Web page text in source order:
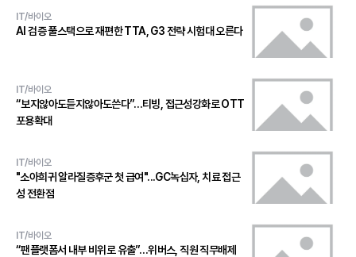
IT/바이오
AI 검증 풀스택으로 재편한 TTA, G3 전략 시험대 오른다
IT/바이오
“보지않아도듣지않아도쓴다”…티빙, 접근성강화로 OTT
포용확대
IT/바이오
"소아희귀 알라질증후군 첫 급여"...GC녹십자, 치료 접근
성 전환점
IT/바이오
“팬플랫폼서 내부 비위로 유출”…위버스, 직원 직무배제